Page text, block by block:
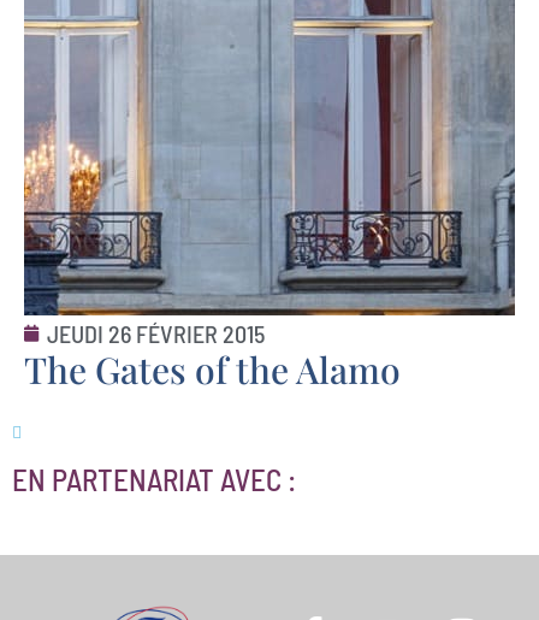
JEUDI 26 FÉVRIER 2015
The Gates of the Alamo
EN PARTENARIAT AVEC :